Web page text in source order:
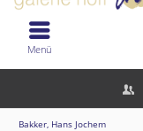
Menü
Bakker, Hans Jochem